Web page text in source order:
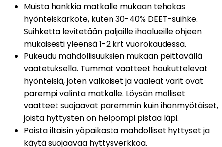
Muista hankkia matkalle mukaan tehokas
hyönteiskarkote, kuten 30-40% DEET-suihke.
Suihketta levitetään paljaille ihoalueille ohjeen
mukaisesti yleensä 1-2 krt vuorokaudessa.
Pukeudu mahdollisuuksien mukaan peittävällä
vaatetuksella. Tummat vaatteet houkuttelevat
hyönteisiä, joten valkoiset ja vaaleat värit ovat
parempi valinta matkalle. Löysän malliset
vaatteet suojaavat paremmin kuin ihonmyötäiset,
joista hyttysten on helpompi pistää läpi.
Poista iltaisin yöpaikasta mahdolliset hyttyset ja
käytä suojaavaa hyttysverkkoa.